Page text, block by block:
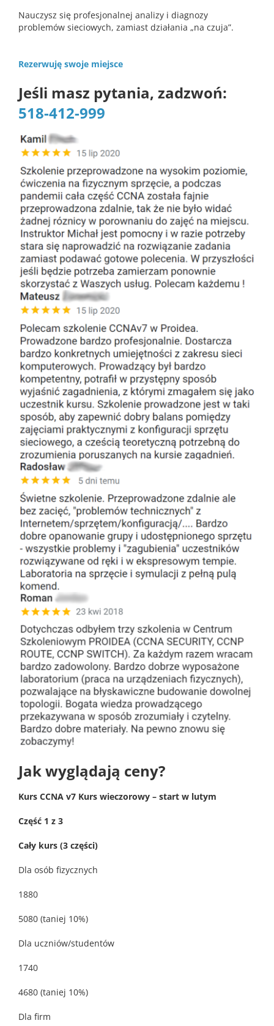
Nauczysz się profesjonalnej analizy i diagnozy
problemów sieciowych, zamiast działania „na czuja”.
Rezerwuję swoje miejsce
Jeśli masz pytania, zadzwoń:
518-412-999
Jak wyglądają ceny?
Kurs CCNA v7 Kurs wieczorowy – start w lutym
Część 1 z 3
Cały kurs (3 części)
Dla osób fizycznych
1880
5080 (taniej 10%)
Dla uczniów/studentów
1740
4680 (taniej 10%)
Dla firm